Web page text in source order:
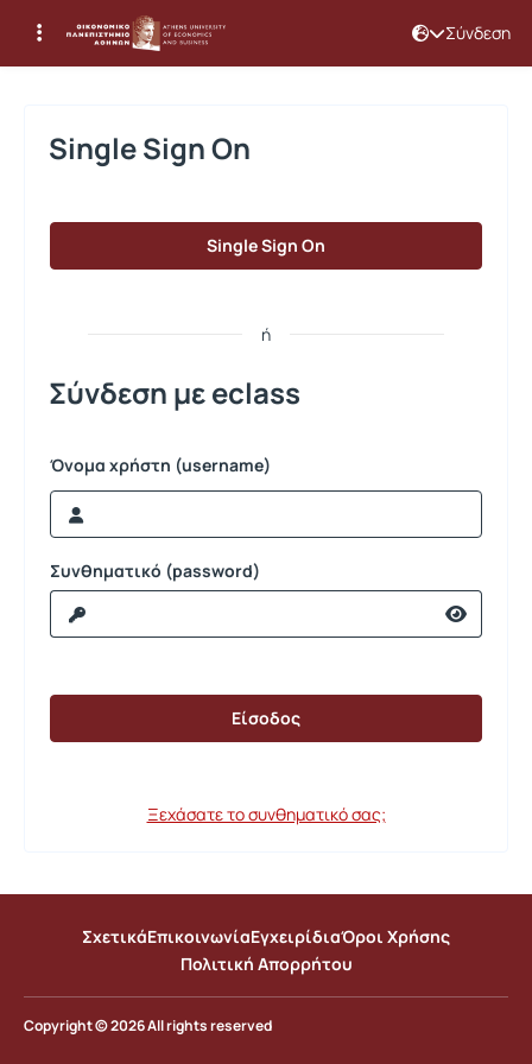
Σύνδεση
Σύνδεση
Single Sign On
Single Sign On
ή
Σύνδεση με eclass
Όνομα χρήστη (username)
Συνθηματικό (password)
Ξεχάσατε το συνθηματικό σας;
ΣχετικάΕπικοινωνίαΕγχειρίδιαΌροι Χρήσης
Πολιτική Απορρήτου
Copyright © 2026 All rights reserved